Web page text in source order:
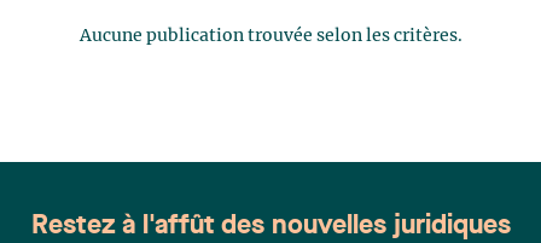
Aucune publication trouvée selon les critères.
Restez à l'affût des nouvelles juridiques